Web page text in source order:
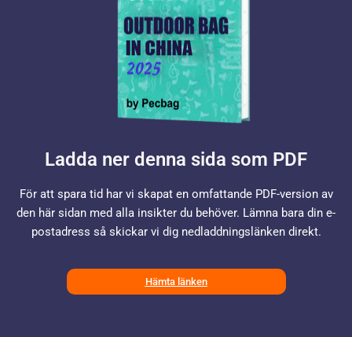
Ladda ner denna sida som PDF
För att spara tid har vi skapat en omfattande PDF-version av
den här sidan med alla insikter du behöver. Lämna bara din e-
postadress så skickar vi dig nedladdningslänken direkt.
Hämta länken